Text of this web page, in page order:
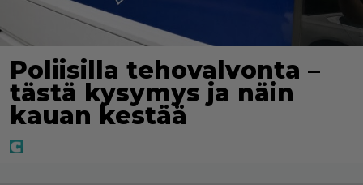
Poliisilla tehovalvonta –
tästä kysymys ja näin
kauan kestää